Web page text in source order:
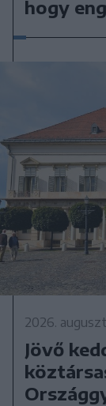
hogy
2026.
Jövő